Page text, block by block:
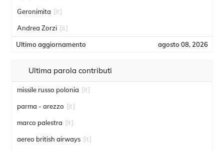
Geronimita [it]
Andrea Zorzi [it]
Ultimo aggiornamento agosto 08, 2026
Ultima parola contributi
missile russo polonia [it]
parma - arezzo [it]
marco palestra [it]
aereo british airways [it]